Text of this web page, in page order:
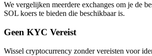
We vergelijken meerdere exchanges om je de
SOL koers te bieden die beschikbaar is.
Geen KYC Vereist
Wissel cryptocurrency zonder vereisten voor